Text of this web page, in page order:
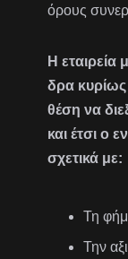
όρους
Η εταιρεία
δρα κυρίως
θέση να
και έτσι ο
σχετικά με:
Τη
Την